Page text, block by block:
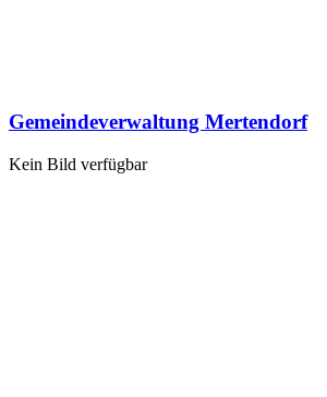
Gemeindeverwaltung Mertendorf
Kein Bild verfügbar